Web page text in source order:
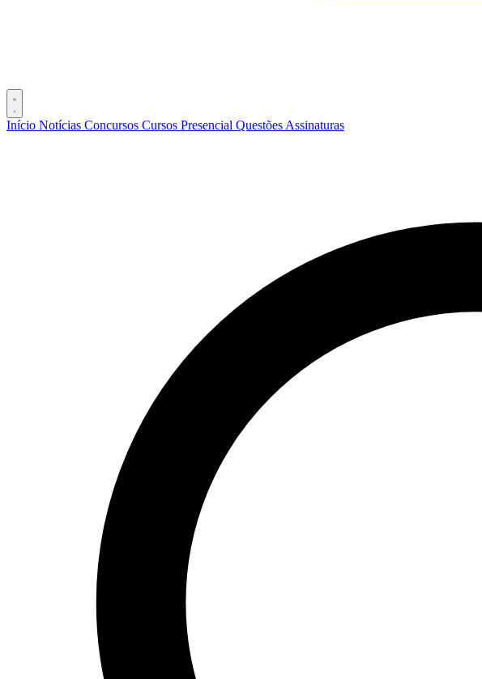
Início Notícias Concursos Cursos Presencial Questões Assinaturas